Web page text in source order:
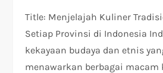
Title: Menjelajah Kuliner
Setiap Provinsi di Indonesia
kekayaan budaya dan etnis
menawarkan berbagai macam